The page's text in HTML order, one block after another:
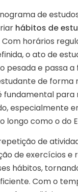
de
hábitos de
Com horários
o ato de
pesada e passa
de forma
fundamental
especialmente
longo como o do
de
de exercícios e
hábitos,
Com o